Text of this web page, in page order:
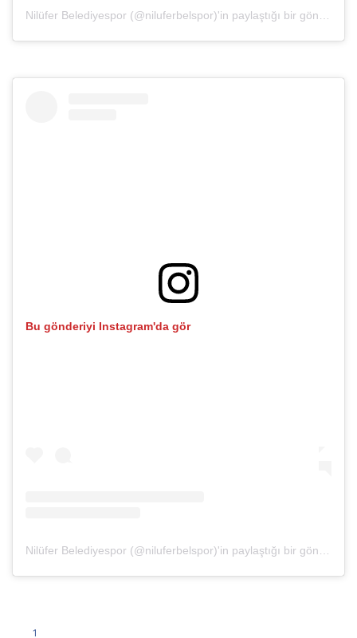
Bu gönderiyi Instagram'da gör